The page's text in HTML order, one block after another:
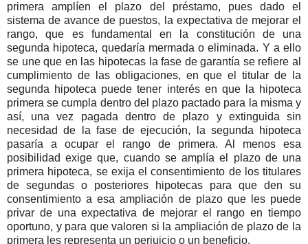
primera amplíen el plazo del préstamo, pues dado el
sistema de avance de puestos, la expectativa de mejorar el
rango, que es fundamental en la constitución de una
segunda hipoteca, quedaría mermada o eliminada. Y a ello
se une que en las hipotecas la fase de garantía se refiere al
cumplimiento de las obligaciones, en que el titular de la
segunda hipoteca puede tener interés en que la hipoteca
primera se cumpla dentro del plazo pactado para la misma y
así, una vez pagada dentro de plazo y extinguida sin
necesidad de la fase de ejecución, la segunda hipoteca
pasaría a ocupar el rango de primera. Al menos esa
posibilidad exige que, cuando se amplía el plazo de una
primera hipoteca, se exija el consentimiento de los titulares
de segundas o posteriores hipotecas para que den su
consentimiento a esa ampliación de plazo que les puede
privar de una expectativa de mejorar el rango en tiempo
oportuno, y para que valoren si la ampliación de plazo de la
primera les representa un perjuicio o un beneficio.